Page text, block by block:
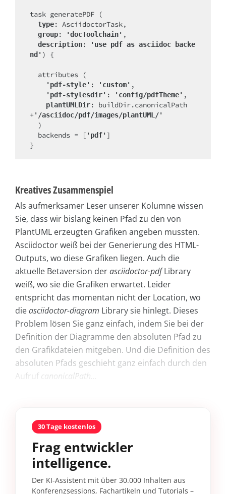
task generatePDF (
type: AsciidoctorTask,
group: 'docToolchain' ,
description:
'use pdf as asciidoc backe
nd' ) {
'pdf-style' : 'custom' ,
'pdf-stylesdir' : 'config/pdfTheme' ,
plantUMLDir: buildDir.canonicalPath
+'/asciidoc/pdf/images/plantUML/'
  backends = [
'pdf' ]
}
Kreatives Zusammenspiel
Als aufmerksamer Leser unserer Kolumne wissen
Sie, dass wir bislang keinen Pfad zu den von
PlantUML erzeugten Grafiken angeben mussten.
Asciidoctor weiß bei der Generierung des HTML-
Outputs, wo diese Grafiken liegen. Auch die
aktuelle Betaversion derasciidoctor-pdfLibrary
weiß, wo sie die Grafiken erwartet. Leider
entspricht das momentan nicht der Location, wo
dieasciidoctor-diagram Library sie hinlegt. Dieses
Problem lösen Sie ganz einfach, indem Sie bei der
Definition der Diagramme den absoluten Pfad zu
den Grafikdateien mitgeben. Und die Definition des
absoluten Pfads geschieht ganz einfach durch den
Aufruf canonicalPath...
30 Tage kostenlos
Frag entwickler
intelligence.
Der KI-Assistent mit über 30.000 Inhalten aus
Konferenzsessions, Fachartikeln und Tutorials –